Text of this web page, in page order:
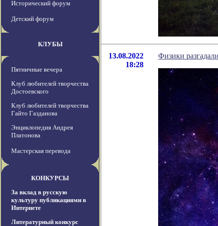
Исторический форум
Детский форум
КЛУБЫ
Пятничные вечера
Клуб любителей творчества
Достоевского
Клуб любителей творчества
Гайто Газданова
Энциклопедия Андрея
Платонова
Мастерская перевода
КОНКУРСЫ
За вклад в русскую
культуру публикациями в
Интернете
Литературный конкурс
13.08.2022
18:28
Физики